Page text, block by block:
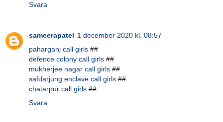
Svara
sameerapatel 1 december 2020 kl. 08:57
paharganj call girls ##
defence colony call girls ##
mukherjee nagar call girls ##
safdarjung enclave call girls ##
chatarpur call girls ##
Svara